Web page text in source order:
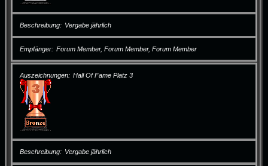
Beschreibung Vergabe jährlich
Empfänger Forum Member, Forum Member, Forum Member
Auszeichnungen Hall Of Fame Platz 3
Beschreibung Vergabe jährlich